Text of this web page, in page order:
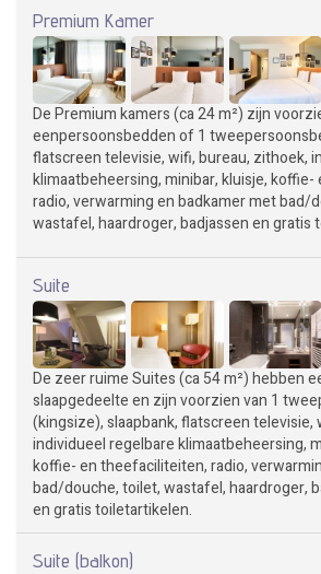
Premium Kamer
De Premium kamers (ca 24 m²) zijn
eenpersoonsbedden of 1
flatscreen televisie, wifi, bureau, zithoek,
klimaatbeheersing, minibar, kluisje,
radio, verwarming en badkamer met bad/
wastafel, haardroger, badjassen en gratis
Suite
De zeer ruime Suites (ca 54 m²) hebben
slaapgedeelte en zijn voorzien van 1
(kingsize), slaapbank, flatscreen televisie,
individueel regelbare klimaatbeheersing,
koffie- en theefaciliteiten, radio,
bad/douche, toilet, wastafel, haardroger,
en gratis toiletartikelen.
Suite (balkon)